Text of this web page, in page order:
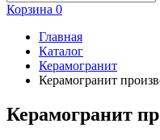
Корзина 0
Главная
Каталог
Керамогранит
Керамогранит
Керамогранит